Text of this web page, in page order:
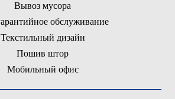
Вывоз мусора
обслуживание
Текстильный дизайн
Пошив штор
Мобильный офис